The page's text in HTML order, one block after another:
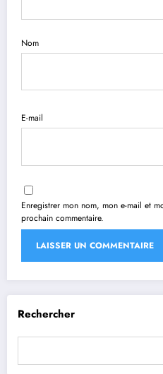
Nom
E-mail
Enregistrer mon nom, mon e-mail et
prochain commentaire.
Rechercher